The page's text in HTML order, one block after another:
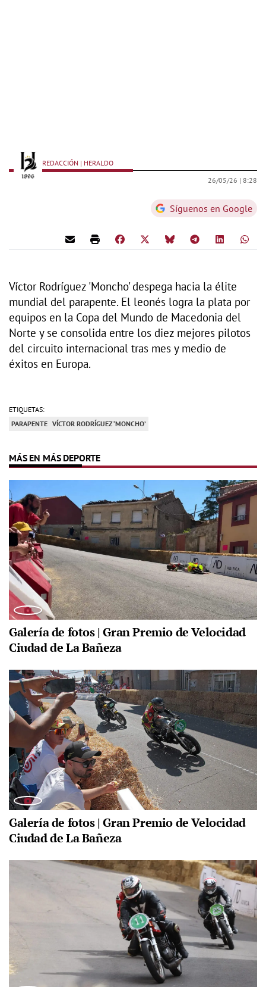
REDACCIÓN | HERALDO
26/05/26 | 8:28
Síguenos en Google
Víctor Rodríguez 'Moncho' despega hacia la élite
mundial del parapente. El leonés logra la plata por
equipos en la Copa del Mundo de Macedonia del
Norte y se consolida entre los diez mejores pilotos
del circuito internacional tras mes y medio de
éxitos en Europa.
ETIQUETAS:
PARAPENTE VÍCTOR RODRÍGUEZ ‘MONCHO’
MÁS EN MÁS DEPORTE
Galería de fotos | Gran Premio de Velocidad
Ciudad de La Bañeza
Galería de fotos | Gran Premio de Velocidad
Ciudad de La Bañeza